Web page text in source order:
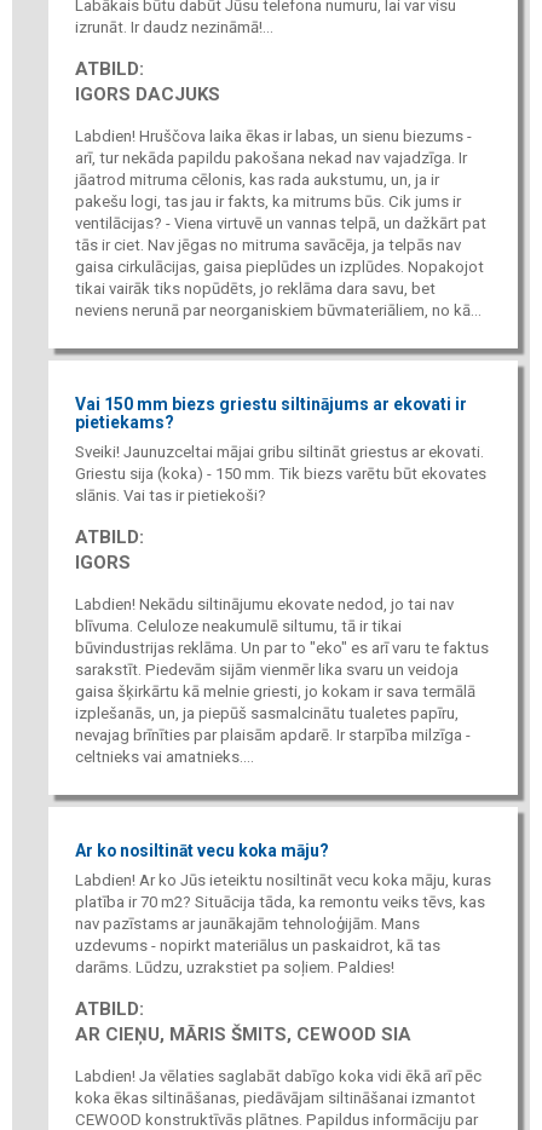
Labākais būtu dabūt Jūsu telefona numuru, lai var visu
izrunāt. Ir daudz nezināmā!...
ATBILD:
IGORS DACJUKS
Labdien! Hruščova laika ēkas ir labas, un sienu biezums -
arī, tur nekāda papildu pakošana nekad nav vajadzīga. Ir
jāatrod mitruma cēlonis, kas rada aukstumu, un, ja ir
pakešu logi, tas jau ir fakts, ka mitrums būs. Cik jums ir
ventilācijas? - Viena virtuvē un vannas telpā, un dažkārt pat
tās ir ciet. Nav jēgas no mitruma savācēja, ja telpās nav
gaisa cirkulācijas, gaisa pieplūdes un izplūdes. Nopakojot
tikai vairāk tiks nopūdēts, jo reklāma dara savu, bet
neviens nerunā par neorganiskiem būvmateriāliem, no kā...
Vai 150 mm biezs griestu siltinājums ar ekovati ir
pietiekams?
Sveiki! Jaunuzceltai mājai gribu siltināt griestus ar ekovati.
Griestu sija (koka) - 150 mm. Tik biezs varētu būt ekovates
slānis. Vai tas ir pietiekoši?
ATBILD:
IGORS
Labdien! Nekādu siltinājumu ekovate nedod, jo tai nav
blīvuma. Celuloze neakumulē siltumu, tā ir tikai
būvindustrijas reklāma. Un par to "eko" es arī varu te faktus
sarakstīt. Piedevām sijām vienmēr lika svaru un veidoja
gaisa šķirkārtu kā melnie griesti, jo kokam ir sava termālā
izplešanās, un, ja piepūš sasmalcinātu tualetes papīru,
nevajag brīnīties par plaisām apdarē. Ir starpība milzīga -
celtnieks vai amatnieks....
Ar ko nosiltināt vecu koka māju?
Labdien! Ar ko Jūs ieteiktu nosiltināt vecu koka māju, kuras
platība ir 70 m2? Situācija tāda, ka remontu veiks tēvs, kas
nav pazīstams ar jaunākajām tehnoloģijām. Mans
uzdevums - nopirkt materiālus un paskaidrot, kā tas
darāms. Lūdzu, uzrakstiet pa soļiem. Paldies!
ATBILD:
AR CIEŅU, MĀRIS ŠMITS, CEWOOD SIA
Labdien! Ja vēlaties saglabāt dabīgo koka vidi ēkā arī pēc
koka ēkas siltināšanas, piedāvājam siltināšanai izmantot
CEWOOD konstruktīvās plātnes. Papildus informāciju par